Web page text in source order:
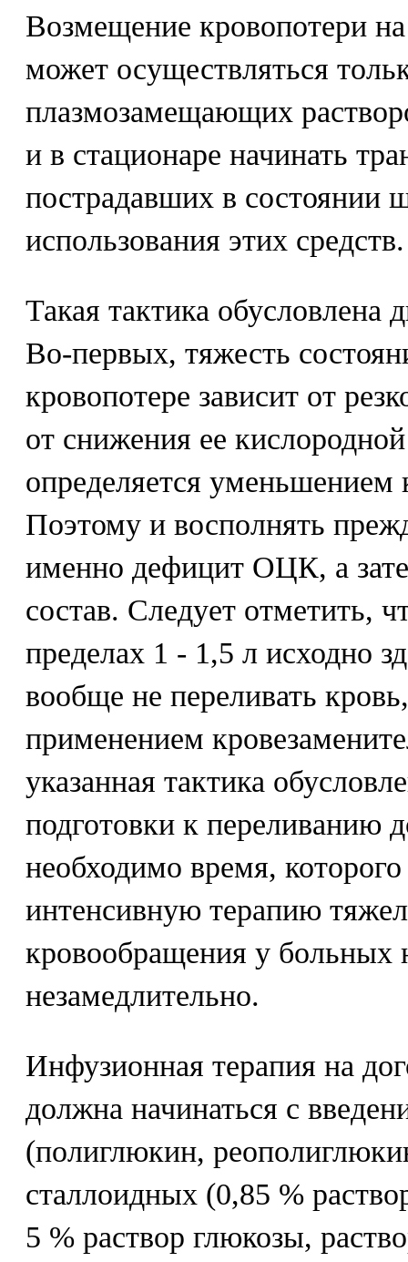
Возмещение кровопотери
может осуществляться
плазмозамещающих
и в стационаре начинать
пострадавших в состоянии
использования этих средств.
Такая тактика обусловлена
Во-первых, тяжесть
кровопотере зависит от
от снижения ее
определяется уменьшением
Поэтому и восполнять
именно дефицит ОЦК, а
состав. Следует отметить,
пределах 1 - 1,5 л исходно
вообще не переливать
применением
указанная тактика
подготовки к переливанию
необходимо время,
интенсивную терапию
кровообращения у больных
незамедлительно.
Инфузионная терапия на
должна начинаться с
(полиглюкин,
сталлоидных (0,85 %
5 % раствор глюкозы,